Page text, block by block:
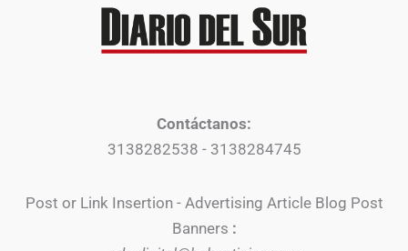
Contáctanos:
3138282538 - 3138284745
Post or Link Insertion - Advertising Article Blog Post
Banners :